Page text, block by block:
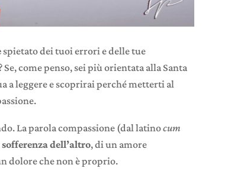
spietato dei tuoi errori e delle tue
Se, come penso, sei più orientata alla Santa
a leggere e scoprirai perché metterti al
La parola compassione (dal latinocum
dell’altro, di un amore
dolore che non è proprio.